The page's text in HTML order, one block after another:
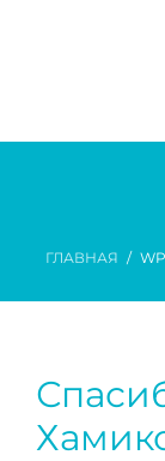
АКЦИИ
ДЛЯ ВРАЧЕЙ
АКЦИИ
ГЛАВНАЯ